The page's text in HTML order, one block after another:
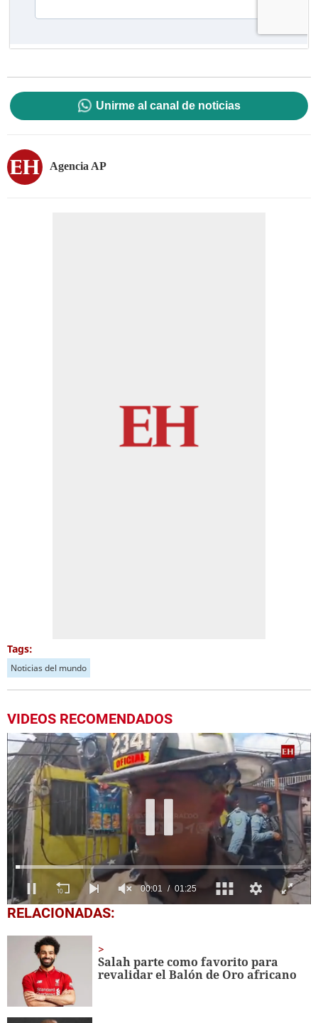
Unirme al canal de noticias
Agencia AP
Tags:
Noticias del mundo
VIDEOS RECOMENDADOS
0
seconds
minute,
seconds
RELACIONADAS:
Salah parte como favorito para
revalidar el Balón de Oro africano